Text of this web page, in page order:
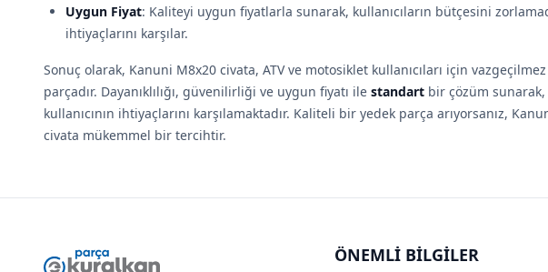
Uygun Fiyat: Kaliteyi uygun fiyatlarla sunarak, kullanıcıların bütçesini
ihtiyaçlarını karşılar.
Sonuç olarak, Kanuni M8x20 civata, ATV ve motosiklet kullanıcıları için
parçadır. Dayanıklılığı, güvenilirliği ve uygun fiyatı ile standart bir çözüm
kullanıcının ihtiyaçlarını karşılamaktadır. Kaliteli bir yedek parça arıyorsanız,
civata mükemmel bir tercihtir.
ÖNEMLİ BİLGİLER